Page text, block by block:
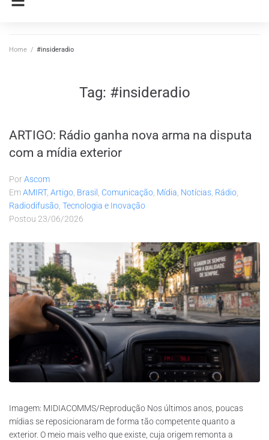
Home / #insideradio
Tag: #insideradio
ARTIGO: Rádio ganha nova arma na disputa
com a mídia exterior
PorAscom
EmAMIRT, Artigo Brasil Comunicação Mídia Notícias Rádio
Radiodifusão Tecnologia e Inovação
Postou 23/06/2026
Imagem: MIDIACOMMS/Reprodução Nos últimos anos, poucas
mídias se reposicionaram de forma tão competente quanto a
exterior. O meio mais velho que existe, cuja origem remonta a